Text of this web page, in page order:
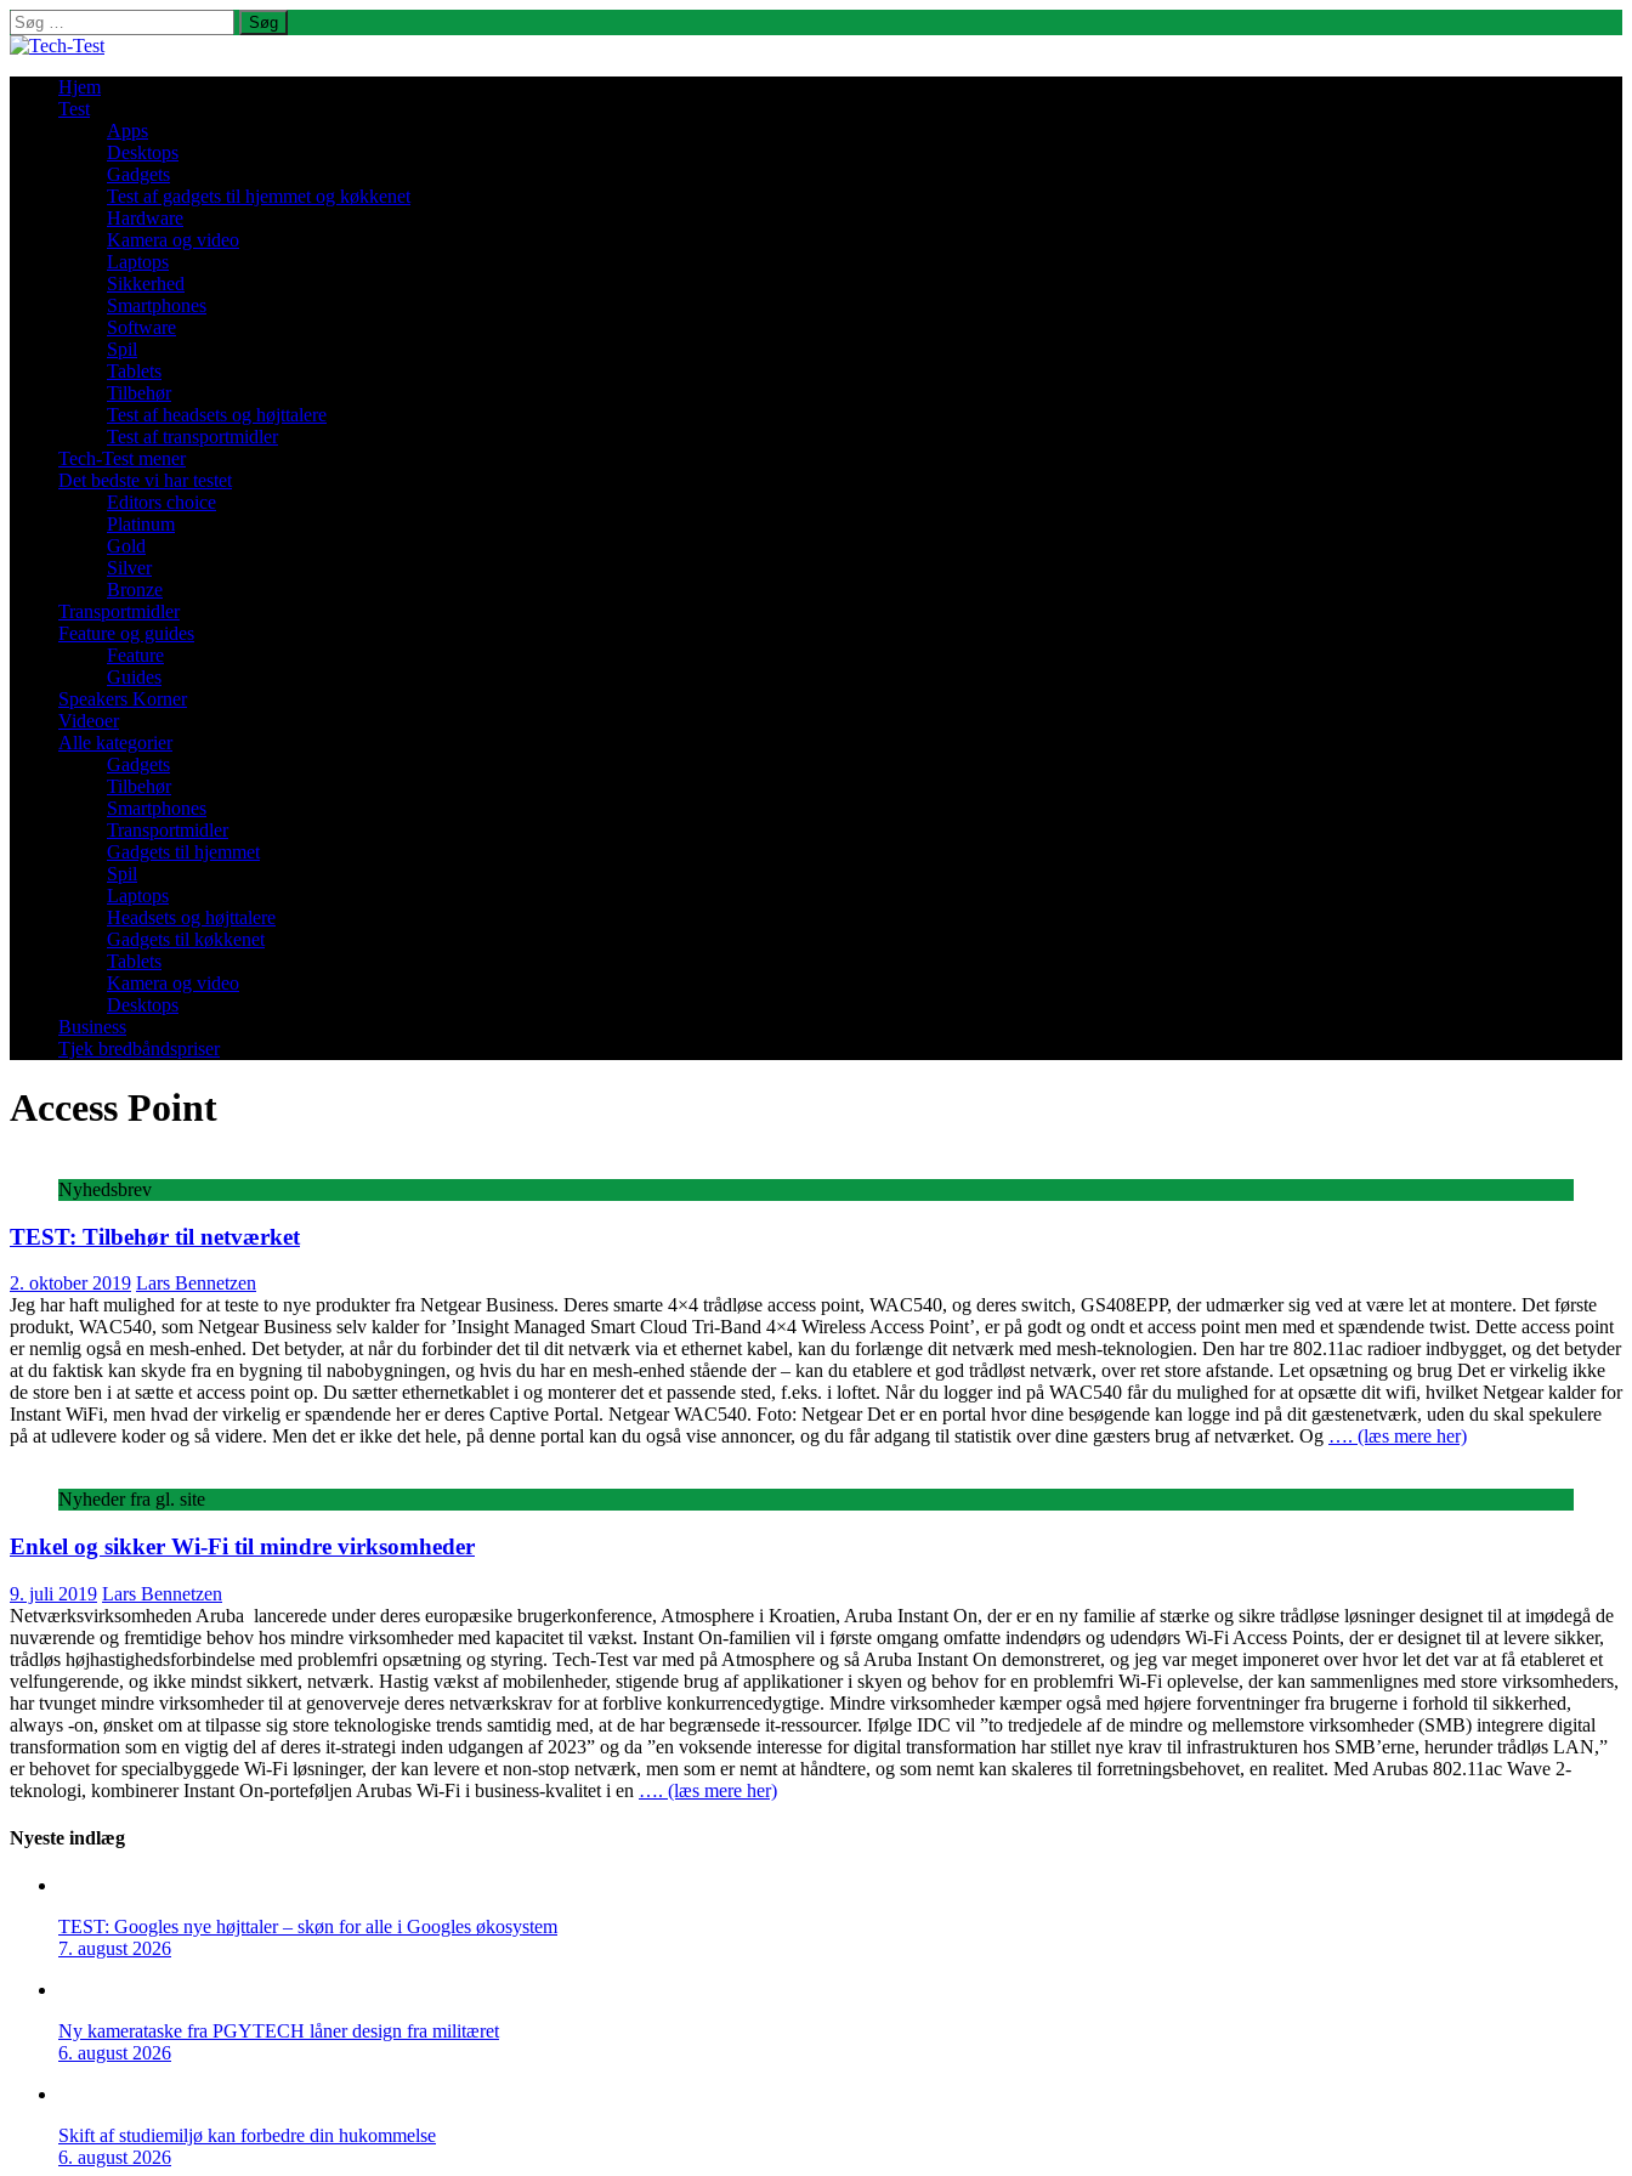
Søg
efter:
Hjem
Test
Apps
Desktops
Gadgets
Test af gadgets til hjemmet og køkkenet
Hardware
Kamera og video
Laptops
Sikkerhed
Smartphones
Software
Spil
Tablets
Tilbehør
Test af headsets og højttalere
Test af transportmidler
Tech-Test mener
Det bedste vi har testet
Editors choice
Platinum
Gold
Silver
Bronze
Transportmidler
Feature og guides
Feature
Guides
Speakers Korner
Videoer
Alle kategorier
Gadgets
Tilbehør
Smartphones
Transportmidler
Gadgets til hjemmet
Spil
Laptops
Headsets og højttalere
Gadgets til køkkenet
Tablets
Kamera og video
Desktops
Business
Tjek bredbåndspriser
Access Point
Nyhedsbrev
TEST: Tilbehør til netværket
2. oktober 2019 Lars Bennetzen
Jeg har haft mulighed for at teste to nye produkter fra Netgear Business. Deres smarte 4×4 trådløse access point, WAC540, og deres switch, GS408EPP, der udmærker sig ved at være let at montere. Det første
produkt, WAC540, som Netgear Business selv kalder for ’Insight Managed Smart Cloud Tri-Band 4×4 Wireless Access Point’, er på godt og ondt et access point men med et spændende twist. Dette access point
er nemlig også en mesh-enhed. Det betyder, at når du forbinder det til dit netværk via et ethernet kabel, kan du forlænge dit netværk med mesh-teknologien. Den har tre 802.11ac radioer indbygget, og det betyder
at du faktisk kan skyde fra en bygning til nabobygningen, og hvis du har en mesh-enhed stående der – kan du etablere et god trådløst netværk, over ret store afstande. Let opsætning og brug Det er virkelig ikke
de store ben i at sætte et access point op. Du sætter ethernetkablet i og monterer det et passende sted, f.eks. i loftet. Når du logger ind på WAC540 får du mulighed for at opsætte dit wifi, hvilket Netgear kalder for
Instant WiFi, men hvad der virkelig er spændende her er deres Captive Portal. Netgear WAC540. Foto: Netgear Det er en portal hvor dine besøgende kan logge ind på dit gæstenetværk, uden du skal spekulere
på at udlevere koder og så videre. Men det er ikke det hele, på denne portal kan du også vise annoncer, og du får adgang til statistik over dine gæsters brug af netværket. Og …. (læs mere her)
Nyheder fra gl. site
Enkel og sikker Wi-Fi til mindre virksomheder
9. juli 2019 Lars Bennetzen
Netværksvirksomheden Aruba lancerede under deres europæsike brugerkonference, Atmosphere i Kroatien, Aruba Instant On, der er en ny familie af stærke og sikre trådløse løsninger designet til at imødegå de
nuværende og fremtidige behov hos mindre virksomheder med kapacitet til vækst. Instant On-familien vil i første omgang omfatte indendørs og udendørs Wi-Fi Access Points, der er designet til at levere sikker,
trådløs højhastighedsforbindelse med problemfri opsætning og styring. Tech-Test var med på Atmosphere og så Aruba Instant On demonstreret, og jeg var meget imponeret over hvor let det var at få etableret et
velfungerende, og ikke mindst sikkert, netværk. Hastig vækst af mobilenheder, stigende brug af applikationer i skyen og behov for en problemfri Wi-Fi oplevelse, der kan sammenlignes med store virksomheders,
har tvunget mindre virksomheder til at genoverveje deres netværkskrav for at forblive konkurrencedygtige. Mindre virksomheder kæmper også med højere forventninger fra brugerne i forhold til sikkerhed,
always -on, ønsket om at tilpasse sig store teknologiske trends samtidig med, at de har begrænsede it-ressourcer. Ifølge IDC vil ”to tredjedele af de mindre og mellemstore virksomheder (SMB) integrere digital
transformation som en vigtig del af deres it-strategi inden udgangen af 2023” og da ”en voksende interesse for digital transformation har stillet nye krav til infrastrukturen hos SMB’erne, herunder trådløs LAN,”
er behovet for specialbyggede Wi-Fi løsninger, der kan levere et non-stop netværk, men som er nemt at håndtere, og som nemt kan skaleres til forretningsbehovet, en realitet. Med Arubas 802.11ac Wave 2-
teknologi, kombinerer Instant On-porteføljen Arubas Wi-Fi i business-kvalitet i en …. (læs mere her)
Nyeste indlæg
TEST: Googles nye højttaler – skøn for alle i Googles økosystem
7. august 2026
Ny kamerataske fra PGYTECH låner design fra militæret
6. august 2026
Skift af studiemiljø kan forbedre din hukommelse
6. august 2026